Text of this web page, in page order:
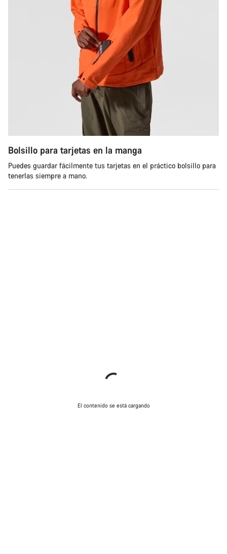
Bolsillo para tarjetas en la manga
Puedes guardar fácilmente tus tarjetas en el práctico bolsillo para
tenerlas siempre a mano.
El contenido se está cargando